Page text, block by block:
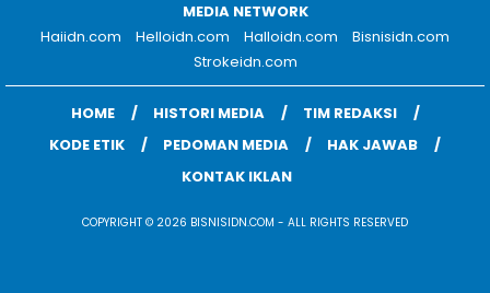
MEDIA NETWORK
Haiidn.com
Helloidn.com Halloidn.com
Bisnisidn.com
Strokeidn.com
HOME HISTORI MEDIA
TIM REDAKSI
KODE ETIK
PEDOMAN MEDIA
HAK JAWAB
KONTAK IKLAN
COPYRIGHT © 2026 BISNISIDN.COM - ALL RIGHTS RESERVED